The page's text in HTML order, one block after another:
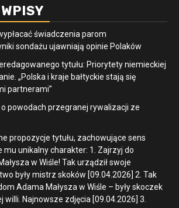
świadczenia parom
sondażu ujawniają opinie Polaków
tytułu: Priorytety niemieckiej
„Polska i kraje bałtyckie stają się
partnerami”
powodach przegranej rywalizacji ze
propozycje tytułu, zachowujące sens
mu unikalny charakter: 1. Zajrzyj do
w Wiśle! Tak urządził swoje
były mistrz skoków [09.04.2026] 2. Tak
Adama Małysza w Wiśle – były skoczek
willi. Najnowsze zdjęcia [09.04.2026] 3.